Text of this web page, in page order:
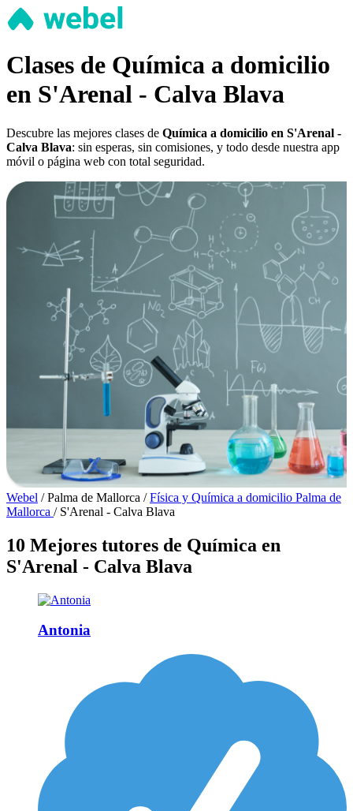
Clases de Química a domicilio
en S'Arenal - Calva Blava
Descubre las mejores clases de Química a domicilio en S'Arenal -
Calva Blava: sin esperas, sin comisiones, y todo desde nuestra app
móvil o página web con total seguridad.
Webel / Palma de Mallorca / Física y Química a domicilio Palma de
Mallorca / S'Arenal - Calva Blava
10 Mejores tutores de Química en
S'Arenal - Calva Blava
Antonia